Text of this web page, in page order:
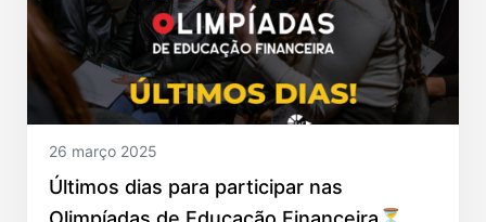
26 março 2025
Últimos dias para participar nas